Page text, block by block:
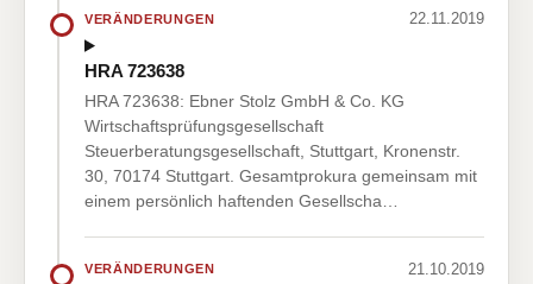
VERÄNDERUNGEN 22.11.2019
HRA 723638
HRA 723638: Ebner Stolz GmbH & Co. KG
Wirtschaftsprüfungsgesellschaft
Steuerberatungsgesellschaft, Stuttgart, Kronenstr.
30, 70174 Stuttgart. Gesamtprokura gemeinsam mit
einem persönlich haftenden Gesellscha…
VERÄNDERUNGEN 21.10.2019